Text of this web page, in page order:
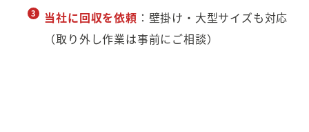
当社に回収を依頼 ：壁掛け・大型サイズも対応
（取り外し作業は事前にご相談）